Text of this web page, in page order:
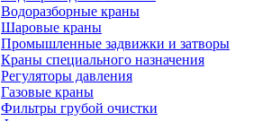
Водоразборные краны
Шаровые краны
Промышленные задвижки и затворы
Краны специального назначения
Регуляторы давления
Газовые краны
Фильтры грубой очистки